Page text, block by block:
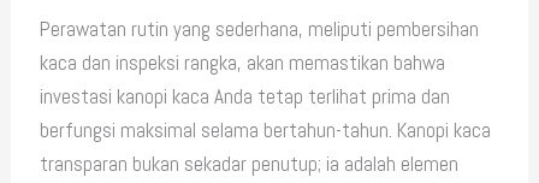
Perawatan rutin yang sederhana, meliputi pembersihan
kaca dan inspeksi rangka, akan memastikan bahwa
investasi kanopi kaca Anda tetap terlihat prima dan
berfungsi maksimal selama bertahun-tahun. Kanopi kaca
transparan bukan sekadar penutup; ia adalah elemen